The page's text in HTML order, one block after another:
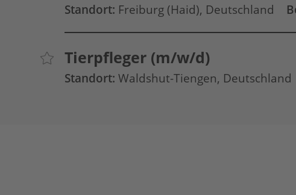
Standort: Freiburg (Haid), Deutschland
Tierpfleger (m/w/d)
Standort: Waldshut-Tiengen, Deutschland